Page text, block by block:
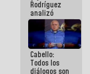
para el
diálogo
Rodríguez
analizó
junto a
gobernadores
planes de
recuperación
del Sistema
Eléctrico
Cabello:
Todos los
diálogos son